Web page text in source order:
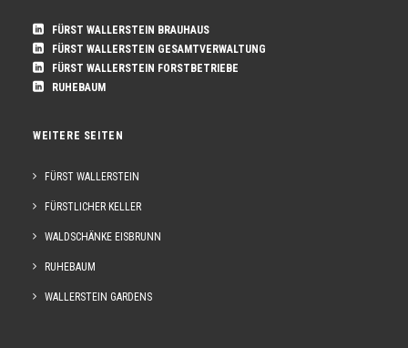
FÜRST WALLERSTEIN BRAUHAUS
FÜRST WALLERSTEIN GESAMTVERWALTUNG
FÜRST WALLERSTEIN FORSTBETRIEBE
RUHEBAUM
WEITERE SEITEN
FÜRST WALLERSTEIN
FÜRSTLICHER KELLER
WALDSCHÄNKE EISBRUNN
RUHEBAUM
WALLERSTEIN GARDENS